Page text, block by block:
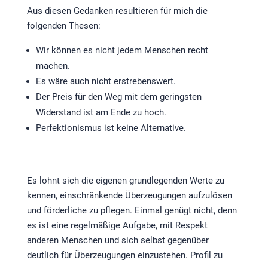
Aus diesen Gedanken resultieren für mich die
folgenden Thesen:
Wir können es nicht jedem Menschen recht
machen.
Es wäre auch nicht erstrebenswert.
Der Preis für den Weg mit dem geringsten
Widerstand ist am Ende zu hoch.
Perfektionismus ist keine Alternative.
Es lohnt sich die eigenen grundlegenden Werte zu
kennen, einschränkende Überzeugungen aufzulösen
und förderliche zu pflegen. Einmal genügt nicht, denn
es ist eine regelmäßige Aufgabe, mit Respekt
anderen Menschen und sich selbst gegenüber
deutlich für Überzeugungen einzustehen. Profil zu